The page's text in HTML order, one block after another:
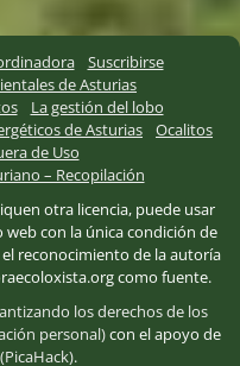
Suscribirse
de Asturias
La gestión del lobo
de Asturias
Ocalitos
de Uso
– Recopilación
otra licencia, puede usar
con la única condición de
reconocimiento de la autoría
como fuente.
los derechos de los
personal)con el apoyo de
.